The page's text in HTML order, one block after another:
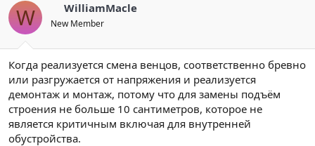
W WilliamMacle
New Member
Когда реализуется смена венцов, соответственно бревно
или разгружается от напряжения и реализуется
демонтаж и монтаж, потому что для замены подъём
строения не больше 10 сантиметров, которое не
является критичным включая для внутренней
обустройства.